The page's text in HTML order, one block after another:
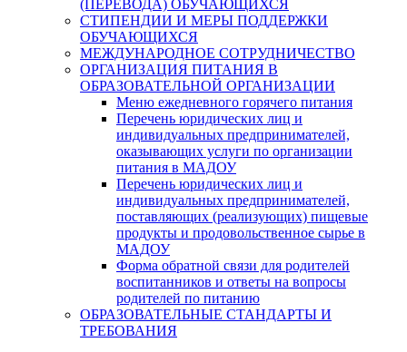
(ПЕРЕВОДА) ОБУЧАЮЩИХСЯ
СТИПЕНДИИ И МЕРЫ ПОДДЕРЖКИ
ОБУЧАЮЩИХСЯ
МЕЖДУНАРОДНОЕ СОТРУДНИЧЕСТВО
ОРГАНИЗАЦИЯ ПИТАНИЯ В
ОБРАЗОВАТЕЛЬНОЙ ОРГАНИЗАЦИИ
Меню ежедневного горячего питания
Перечень юридических лиц и
индивидуальных предпринимателей,
оказывающих услуги по организации
питания в МАДОУ
Перечень юридических лиц и
индивидуальных предпринимателей,
поставляющих (реализующих) пищевые
продукты и продовольственное сырье в
МАДОУ
Форма обратной связи для родителей
воспитанников и ответы на вопросы
родителей по питанию
ОБРАЗОВАТЕЛЬНЫЕ СТАНДАРТЫ И
ТРЕБОВАНИЯ